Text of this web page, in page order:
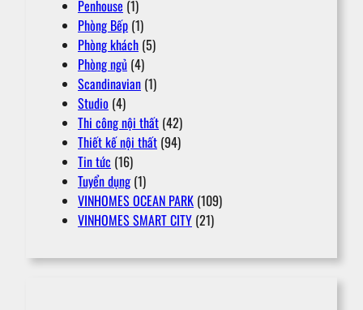
Penhouse (1)
Phòng Bếp (1)
Phòng khách (5)
Phòng ngủ (4)
Scandinavian (1)
Studio (4)
Thi công nội thất (42)
Thiết kế nội thất (94)
Tin tức (16)
Tuyển dụng (1)
VINHOMES OCEAN PARK (109)
VINHOMES SMART CITY (21)